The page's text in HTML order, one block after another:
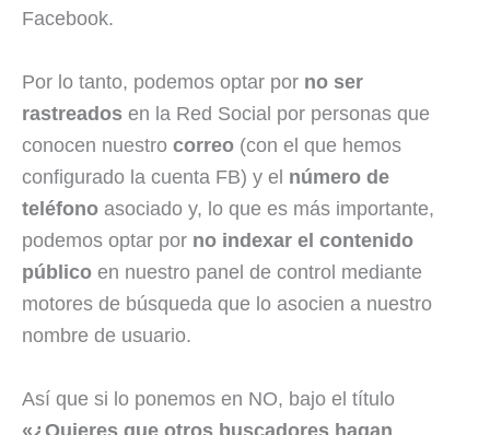
Facebook.
Por lo tanto, podemos optar por no ser
rastreados en la Red Social por personas que
conocen nuestro correo (con el que hemos
configurado la cuenta FB) y el número de
teléfono asociado y, lo que es más importante,
podemos optar por no indexar el contenido
público en nuestro panel de control mediante
motores de búsqueda que lo asocien a nuestro
nombre de usuario.
Así que si lo ponemos en NO, bajo el título
«¿Quieres que otros buscadores hagan